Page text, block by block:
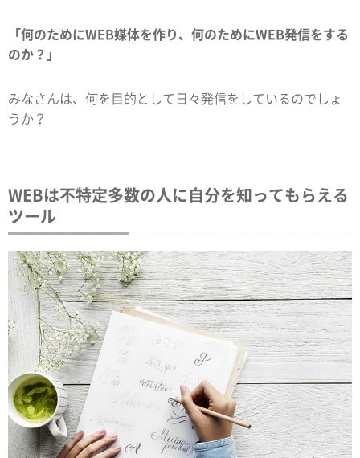
「何のためにWEB媒体を作り、何のためにWEB発信をする
のか？」
みなさんは、何を目的として日々発信をしているのでしょ
うか？
WEBは不特定多数の人に自分を知ってもらえる
ツール